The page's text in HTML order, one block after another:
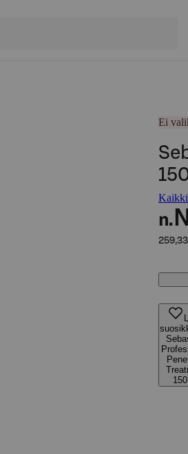
Ei
Kaikki
n.